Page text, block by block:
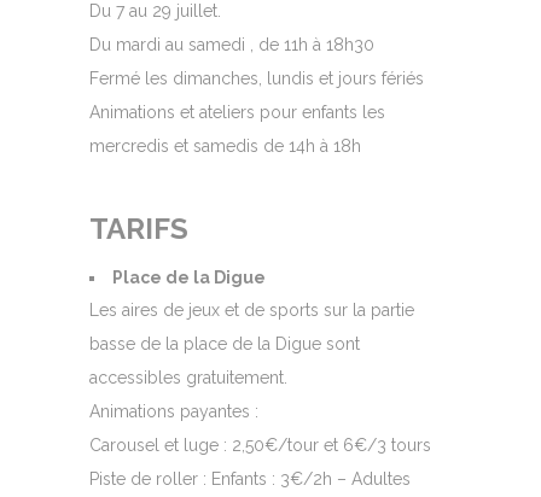
Du 7 au 29 juillet.
Du mardi au samedi , de 11h à 18h30
Fermé les dimanches, lundis et jours fériés
Animations et ateliers pour enfants les
mercredis et samedis de 14h à 18h
TARIFS
Place de la Digue
Les aires de jeux et de sports sur la partie
basse de la place de la Digue sont
accessibles gratuitement.
Animations payantes :
Carousel et luge : 2,50€/tour et 6€/3 tours
Piste de roller : Enfants : 3€/2h – Adultes